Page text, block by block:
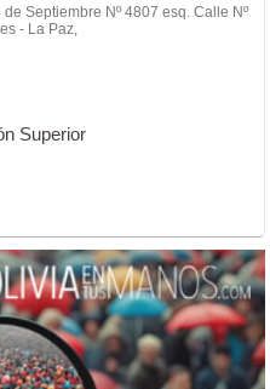
de Septiembre Nº 4807 esq. Calle Nº
- La Paz,
Superior